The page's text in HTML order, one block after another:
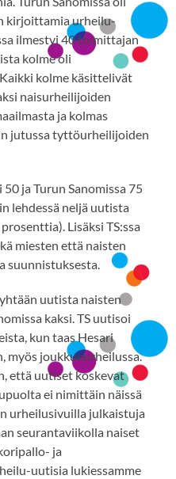
kirjoittamia urheilu-
ilmestyi 40 toimittajan
kolme oli
kolme käsittelivät
naisurheilijoiden
ja kolmas
jutussa tyttöurheilijoiden
ja Turun Sanomissa 75
lehdessä neljä uutista
Lisäksi TS:ssa
miesten että naisten
suunnistuksesta.
uutista naisten
kaksi. TS uutisoi
kun taas Hesari
myös joukkueurheilussa.
että uutiset koskevat
ei nimittäin näissä
urheilusivuilla julkaistuja
seurantaviikolla naiset
ja
uutisia lukiessamme